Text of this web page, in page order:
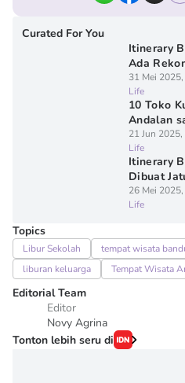
Curated For You
Itinerary
Ada
31 Mei
Life
10 Toko
Andalan
21 Jun
Life
Itinerary
Dibuat
26 Mei
Life
Topics
Libur Sekolah tempat wisata
liburan keluarga
Tempat Wisata
Editorial Team
Editor
Novy Agrina
Tonton lebih seru di